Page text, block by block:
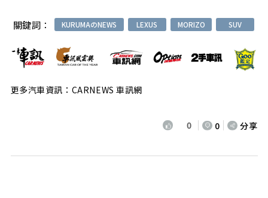
關鍵詞： KURUMAのNEWS LEXUS MORIZO SUV
更多汽車資訊：CARNEWS 車訊網
0 0 分享